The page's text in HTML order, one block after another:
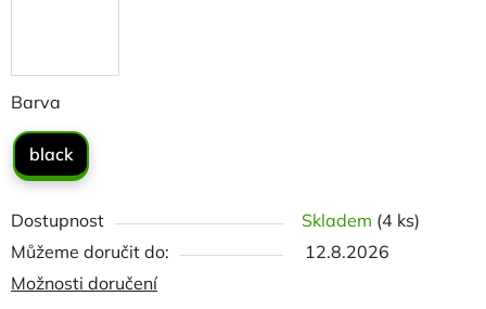
Barva
black
Dostupnost Skladem (4 ks)
Můžeme doručit do:
12.8.2026
Možnosti doručení